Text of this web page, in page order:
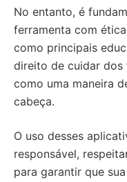
No entanto, é
ferramenta com
como principais
direito de cuidar dos
como uma maneira
cabeça.
O uso desses
responsável,
para garantir que